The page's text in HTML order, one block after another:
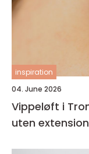
inspiration
04. June 2026
Vippeløft i
uten